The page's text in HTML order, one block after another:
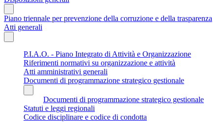
Piano triennale per prevenzione della corruzione e della trasparenza
Atti generali
P.I.A.O. - Piano Integrato di Attività e Organizzazione
Riferimenti normativi su organizzazione e attività
Atti amministrativi generali
Documenti di programmazione strategico gestionale
Documenti di programmazione strategico gestionale
Statuti e leggi regionali
Codice disciplinare e codice di condotta